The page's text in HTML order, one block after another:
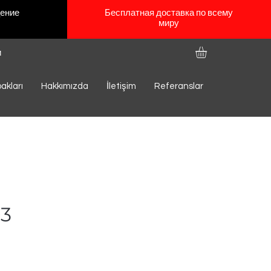
Бесплатная доставка по всему
миру
Hakkımızda İletişim Referanslar